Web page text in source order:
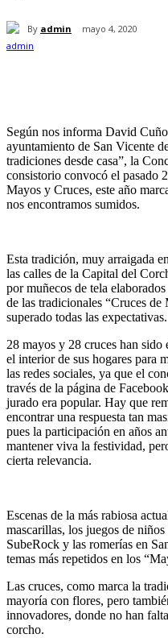
By admin mayo 4, 2020
Según nos informa David
ayuntamiento de San Vicente
tradiciones desde casa”, la
consistorio convocó el pasado
Mayos y Cruces, este año
nos encontramos sumidos.
Esta tradición, muy arraigada
las calles de la Capital del
por muñecos de tela
de las tradicionales “Cruces
superado todas las expectativas.
28 mayos y 28 cruces han sido
el interior de sus hogares para
las redes sociales, ya que el
través de la página de
jurado era popular. Hay que
encontrar una respuesta tan
pues la participación en años
mantener viva la festividad,
cierta relevancia.
Escenas de la más rabiosa
mascarillas, los juegos de
SubeRock y las romerías en
temas más repetidos en los
Las cruces, como marca la
mayoría con flores, pero
innovadores, donde no han
corcho.